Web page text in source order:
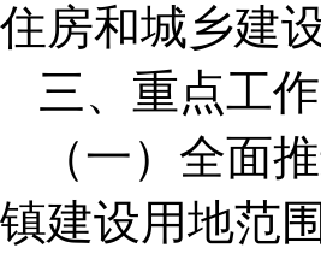
住房和城乡建
三、重点工作
（一）全面
镇建设用地范